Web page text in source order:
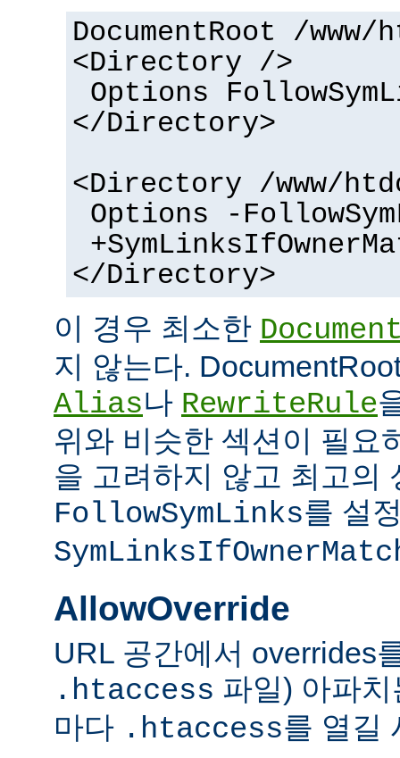
DocumentRoot /www/
<Directory />
Options
</Directory>
<Directory /www/
Options -
</Directory>
이 경우 최소한
지 않는다.
Alias나 RewriteRule
위와 비슷한 섹션이 필요
을 고려하지 않고 최고의
FollowSymLinks를 설
AllowOverride
URL 공간에서 overrides
.htaccess 파일) 아파
마다 .htaccess를 열길